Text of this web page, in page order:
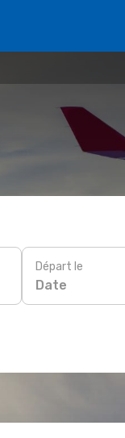
Départ le
Date